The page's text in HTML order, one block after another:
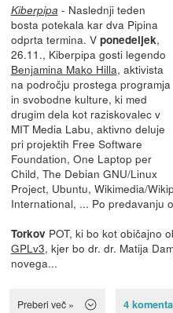
Kiberpipa - Naslednji teden
bosta potekala kar dva Pipina
odprta termina. V ponedeljek,
26.11., Kiberpipa gosti legendo
Benjamina Mako Hilla, aktivista
na področju prostega programja
in svobodne kulture, ki med
drugim dela kot raziskovalec v
MIT Media Labu, aktivno deluje
pri projektih Free Software
Foundation, One Laptop per
Child, The Debian GNU/Linux
Project, Ubuntu, Wikimedia/
International, ... Po predavanju
Torkov POT, ki bo kot običajno
GPLv3, kjer bo dr. dr. Matija
novega...
Preberi več » 4